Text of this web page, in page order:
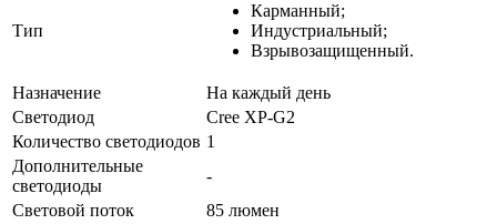
Тип
Карманный;
Индустриальный;
Взрывозащищенный.
Назначение
На каждый день
Светодиод
Cree XP-G2
Количество светодиодов 1
Дополнительные
светодиоды
-
Световой поток
85 люмен